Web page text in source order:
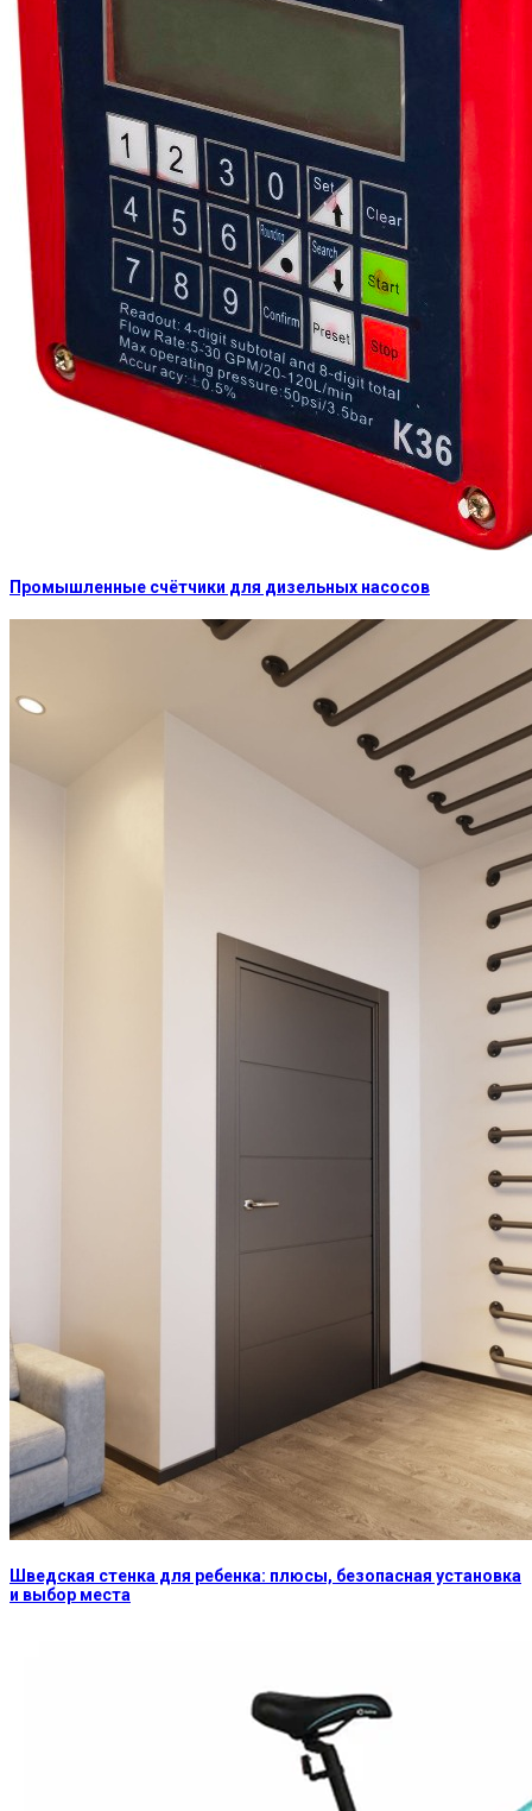
Промышленные счётчики для дизельных насосов
Шведская стенка для ребенка: плюсы, безопасная установка
и выбор места